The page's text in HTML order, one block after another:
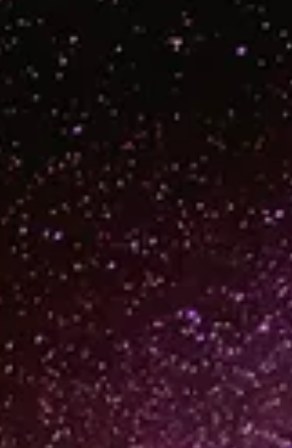
在著背後的意義跟想法。 這次來問事情的人是一
夫妻，最主要是因為先生告訴我，他發現他過去的
生活裡常常遇到一些奇怪的事情！比如大學聯考，
他就會突然發現女朋友劈腿，影響了他的考試心
情，或者是他即將要裝潢房子就會遇見車子泡水，
甚至連他要結婚的前一天也遇見了自己的奶奶突然
失蹤，或者當他要轉換工作的時候就遇到他的姐姐
被詐騙 他有天跟朋友聊天，旁邊的朋友朋友告訴
他：這太倒霉了，會不會是因為祖先的祖墳沒有處
理好或者是祖先有些需求，他卻沒有聽到？所以顯
化警告在他現在的生活裡面？ 『我想知道的是不
我得罪了我的祖先？或者我更想知道的是。既然我
是他們的子孫，為什麼他們要這樣對我？』 我看
他的過去的時間線，也請了他的祖先來到面前，也
看了關於他未來的時